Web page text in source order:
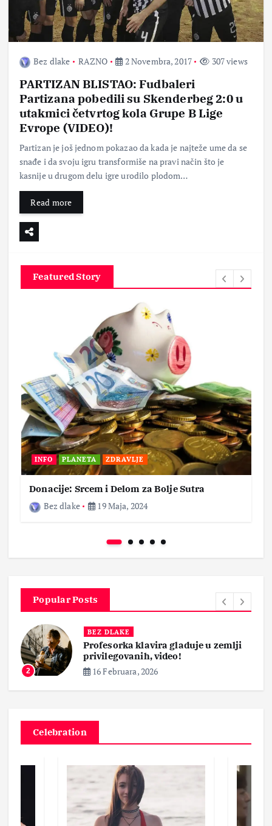
Bez dlake RAZNO 2 Novembra, 2017 307 views
PARTIZAN BLISTAO: Fudbaleri
Partizana pobedili su Skenderbeg 2:0 u
utakmici četvrtog kola Grupe B Lige
Evrope (VIDEO)!
Partizan je još jednom pokazao da kada je najteže ume da se
snađe i da svoju igru transformiše na pravi način što je
kasnije u drugom delu igre urodilo plodom…
Read more
Featured Story
INFO PLANETA ZDRAVLJE
Donacije: Srcem i Delom za Bolje Sutra
Bez dlake
19 Maja, 2024
Popular Posts
2
BEZ DLAKE
Profesorka klavira gladuje u zemlji
privilegovanih, video!
16 Februara, 2026
Celebration